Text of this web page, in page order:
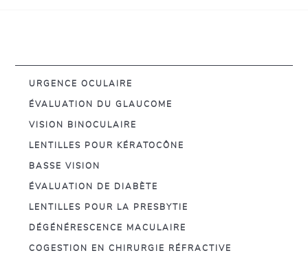
URGENCE OCULAIRE
ÉVALUATION DU GLAUCOME
VISION BINOCULAIRE
LENTILLES POUR KÉRATOCÔNE
BASSE VISION
ÉVALUATION DE DIABÈTE
LENTILLES POUR LA PRESBYTIE
DÉGÉNÉRESCENCE MACULAIRE
COGESTION EN CHIRURGIE RÉFRACTIVE